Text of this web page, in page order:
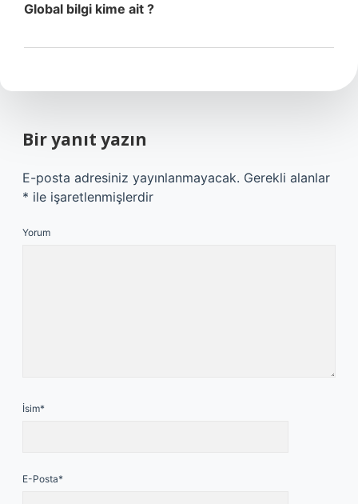
Global bilgi kime ait ?
Bir yanıt yazın
E-posta adresiniz yayınlanmayacak. Gerekli alanlar
* ile işaretlenmişlerdir
Yorum
İsim*
E-Posta*